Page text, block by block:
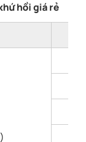
hồi giá rẻ